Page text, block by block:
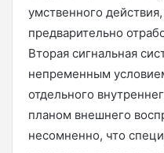
умственного
предварительно
Вторая сигнальная
непременным
отдельного
планом внешнего
несомненно, что